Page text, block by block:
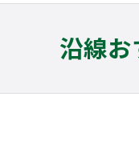
沿線お